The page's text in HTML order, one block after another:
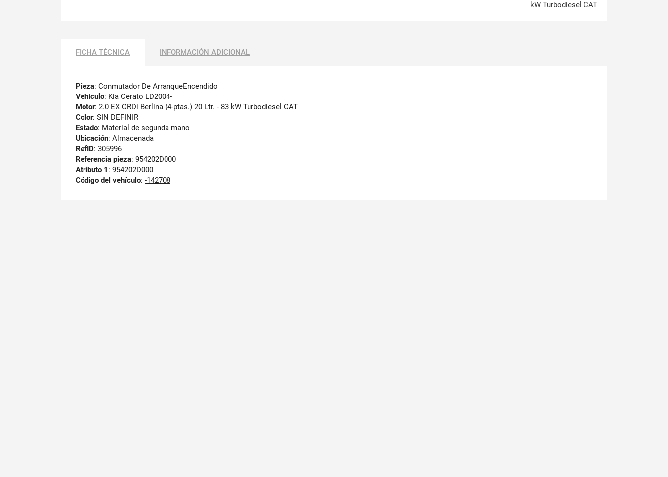
kW Turbodiesel CAT
FICHA TÉCNICA INFORMACIÓN ADICIONAL
Pieza: Conmutador De ArranqueEncendido
Vehículo: Kia Cerato LD2004-
Motor: 2.0 EX CRDi Berlina (4-ptas.) 20 Ltr. - 83 kW Turbodiesel CAT
Color: SIN DEFINIR
Estado: Material de segunda mano
Ubicación: Almacenada
RefID: 305996
Referencia pieza: 954202D000
Atributo 1 : 954202D000
Código del vehículo: -142708